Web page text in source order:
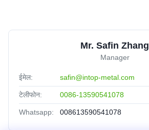
Mr. Safin Zhang
Manager
ईमेल: safin@intop-metal.com
टेलीफोन: 0086-13590541078
Whatsapp: 008613590541078